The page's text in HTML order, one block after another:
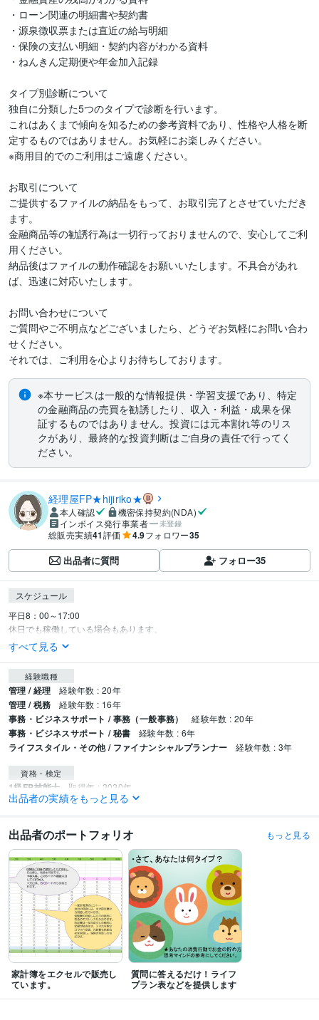
・ローン関連の明細書や契約書
・源泉徴収票または直近の給与明細
・保険の支払い明細・契約内容がわかる資料
・ねんきん定期便や年金加入記録
タイプ別診断について
独自に分類した5つのタイプで診断を行います。
これはあくまで傾向を知るための参考資料であり、性格や人格を断
定するものではありません。お気軽にお楽しみください。
※商用目的でのご利用はご遠慮ください。
お取引について
ご提供するファイルの納品をもって、お取引完了とさせていただき
ます。
金融商品等の勧誘行為は一切行っておりませんので、安心してご利
用ください。
納品後はファイルの動作確認をお願いいたします。不具合があれ
ば、迅速に対応いたします。
お問い合わせについて
ご質問やご不明点などございましたら、どうぞお気軽にお問い合わ
せください。
それでは、ご利用を心よりお待ちしております。
※本サービスは一般的な情報提供・学習支援であり、特定
の金融商品の売買を勧誘したり、収入・利益・成果を保
証するものではありません。投資には元本割れ等のリス
クがあり、最終的な投資判断はご自身の責任で行ってく
ださい。
経理屋FP★hijiriko★
本人確認
機密保持契約(NDA)
インボイス発行事業者
未登録
総販売実績41評価 4.9フォロワー35
出品者に質問 フォロー35
スケジュール
平日8：00～17:00
休日でも稼働している場合もあります。
すべて見る
経験職種
管理 / 経理 経験年数 : 20年
管理 / 税務 経験年数 : 16年
事務・ビジネスサポート / 事務（一般事務） 経験年数 : 20年
事務・ビジネスサポート / 秘書 経験年数 : 6年
ライフスタイル・その他 / ファイナンシャルプランナー 経験年数 : 3年
資格・検定
1級FP技能士 取得年 : 2020年
住まい・美容・生活相談
FP ライフプラン 家計簿 老後不安
ビジネス代行・事務代行 記帳代行サービス
簿記 記帳代行
出品者の実績をもっと見る
出品者のポートフォリオ もっと見る
家計簿をエクセルで販売し
ています。
質問に答えるだけ！ライフ
プラン表などを提供します